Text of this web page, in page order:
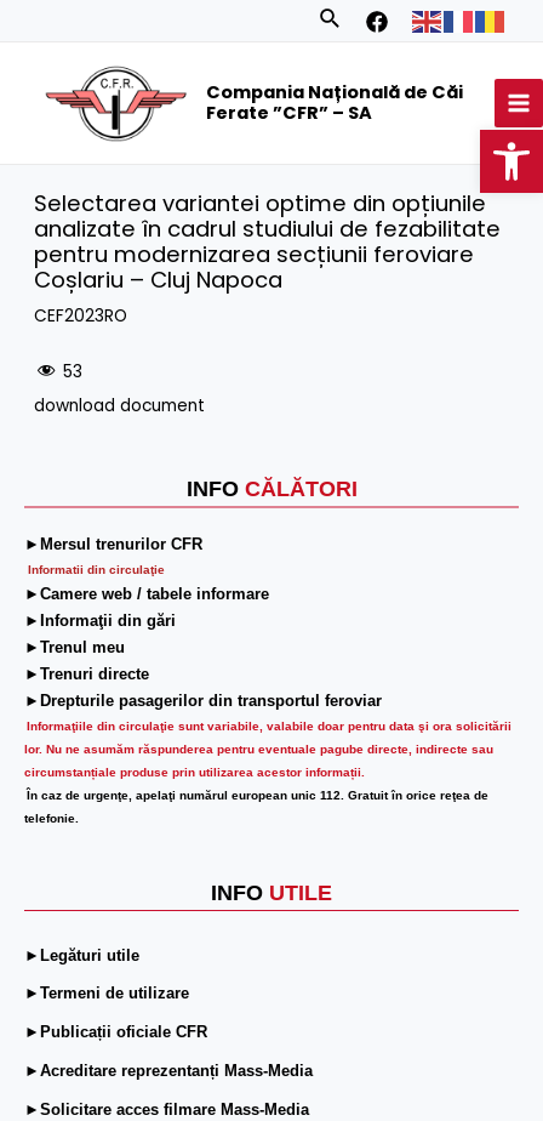
Search
Compania Națională de Căi
Ferate ”CFR” – SA
INFO CĂLĂTORI
►Mersul trenurilor CFR
Informatii din circulaţie
►Camere web / tabele informare
►Informaţii din gări
►Trenul meu
►Trenuri directe
►Drepturile pasagerilor din transportul feroviar
Informaţiile din circulaţie sunt variabile, valabile doar pentru data şi ora solicitării
lor. Nu ne asumăm răspunderea pentru eventuale pagube directe, indirecte sau
circumstanțiale produse prin utilizarea acestor informații.
În caz de urgenţe, apelaţi numărul european unic 112. Gratuit în orice reţea de
telefonie.
INFO UTILE
►Legături utile
►Termeni de utilizare
►Publicații oficiale CFR
►Acreditare reprezentanți Mass-Media
►Solicitare acces filmare Mass-Media
Selectarea variantei optime din opțiunile
analizate în cadrul studiului de fezabilitate
pentru modernizarea secțiunii feroviare
Coșlariu – Cluj Napoca
CEF2023RO
53
download document